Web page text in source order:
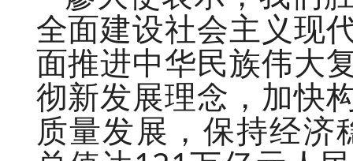
全面建设社会主义现
面推进中华民族伟大
彻新发展理念，加快
质量发展，保持经